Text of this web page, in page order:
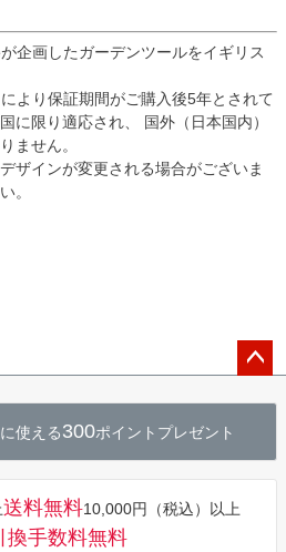
企画したガーデンツールをイギリス
より保証期間がご購入後5年とされて
に限り適応され、 国外（日本国内）
ません。
ザインが変更される場合がございま
。
へ
使える300ポイントプレゼント
送料無料10,000円（税込）以上
換手数料無料